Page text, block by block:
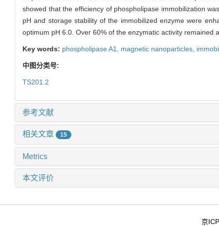
showed that the efficiency of phospholipase immobilization
pH and storage stability of the immobilized enzyme were
optimum pH 6.0. Over 60% of the enzymatic activity remained
Key words: phospholipase A1, magnetic nanoparticles,
中图分类号:
TS201.2
参考文献
相关文章 15
Metrics
本文评价
京